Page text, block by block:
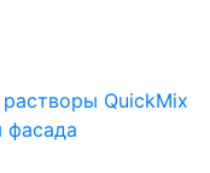
QuickMix
фасада